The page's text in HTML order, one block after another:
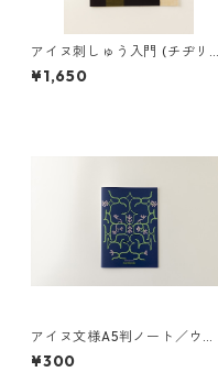
アイヌ刺しゅう入門 (チヂリ
編)
¥1,650
アイヌ文様A5判ノート／ウト
ゥラノ シノタン ロ（紺）by N
¥300